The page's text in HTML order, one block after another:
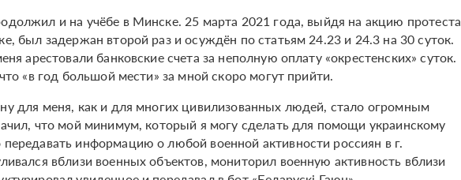
и на учёбе в Минске. 25 марта 2021 года, выйдя на акцию протеста
был задержан второй раз и осуждён по статьям 24.23 и 24.3 на 30 суток.
арестовали банковские счета за неполную оплату «окрестенских» суток.
«в год большой мести» за мной скоро могут прийти.
для меня, как и для многих цивилизованных людей, стало огромным
что мой минимум, который я могу сделать для помощи украинскому
информацию о любой военной активности россиян в г.
вблизи военных объектов, мониторил военную активность вблизи